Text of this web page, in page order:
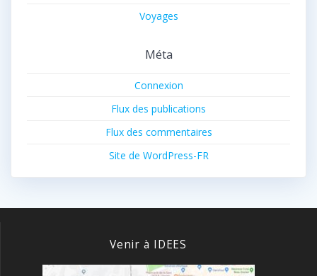
Voyages
Méta
Connexion
Flux des publications
Flux des commentaires
Site de WordPress-FR
Venir à IDEES